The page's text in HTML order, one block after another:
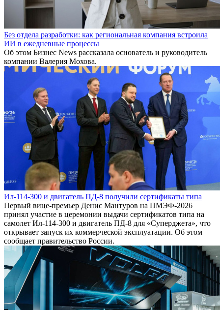
Без отдела разработки: как региональная компания встроила
ИИ в ежедневные процессы
Об этом Бизнес News рассказала основатель и руководитель
компании Валерия Мохова.
Ил-114-300 и двигатель ПД-8 получили сертификаты типа
Первый вице-премьер Денис Мантуров на ПМЭФ-2026
принял участие в церемонии выдачи сертификатов типа на
самолет Ил-114-300 и двигатель ПД-8 для «Суперджета», что
открывает запуск их коммерческой эксплуатации. Об этом
сообщает правительство России.